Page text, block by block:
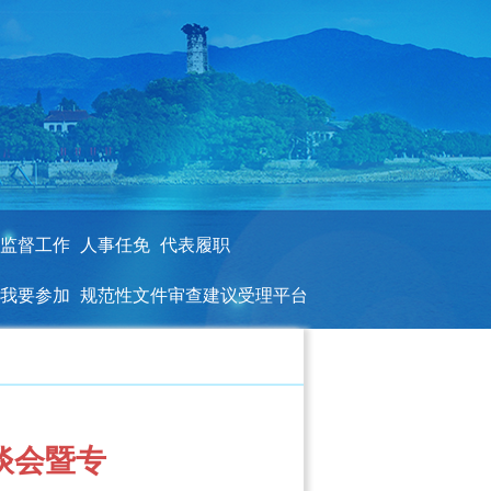
监督工作 人事任免 代表履职
我要参加 规范性文件审查建议受理平台
会暨专